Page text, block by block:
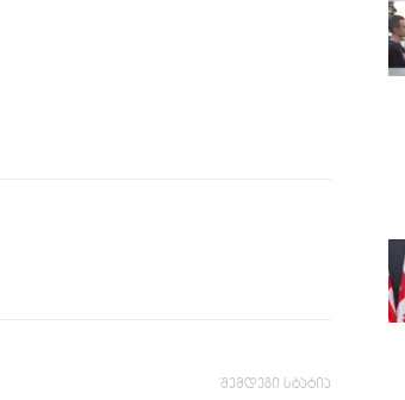
შემდეგი სტატია